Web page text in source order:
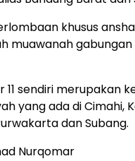
khusus
muawanah gabungan
11 sendiri merupakan
yang ada di Cimahi,
dan Subang.
Nurqomar